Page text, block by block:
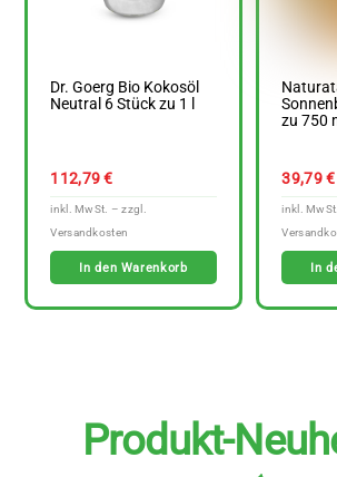
Dr. Goerg Bio Kokosöl
Neutral 6 Stück zu 1 l
112,79€
In den Warenkorb
zu 750
39,79€
In
Produkt-